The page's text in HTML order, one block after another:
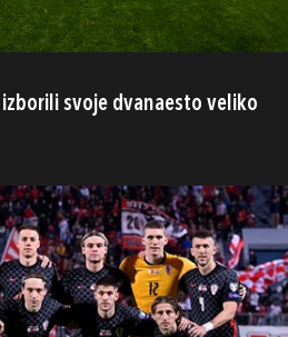
svoje dvanaesto veliko